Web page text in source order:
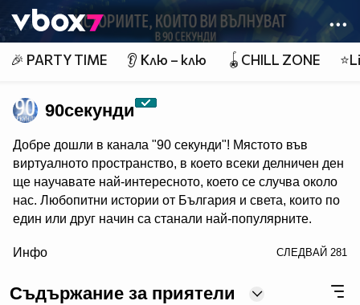
👾
🎉 PARTY TIME 👂 Клю – клю 🪀CHILL ZONE
90секунди
Добре дошли в канала "90 секунди"! Мястото във
виртуалното пространство, в което всеки делничен ден
ще научавате най-интересното, което се случва около
нас. Любопитни истории от България и света, които по
един или друг начин са станали най-популярните.
чути! 90 секунди са малко, но в 90 секунди може да се
Инфо СЛЕДВАЙ 281
Съдържание за приятели